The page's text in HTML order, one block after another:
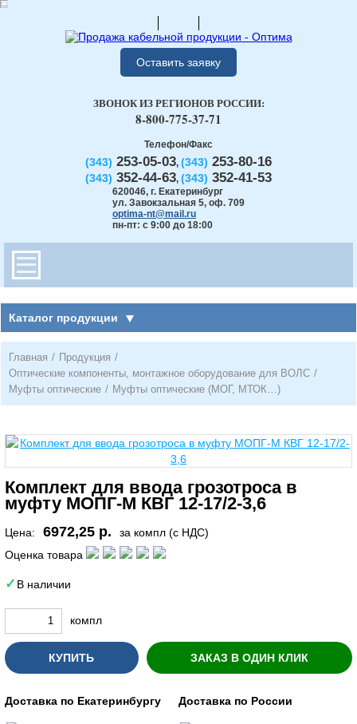
Оставить заявку
Телефон/Факс
(343) 253-05-03, (343) 253-80-16
(343) 352-44-63, (343) 352-41-53
620046, г. Екатеринбург
ул. Завокзальная 5, оф. 709
optima-nt@mail.ru
пн-пт: с 9:00 до 18:00
ЗВОНОК ИЗ РЕГИОНОВ РОССИИ:
8-800-775-37-71
Каталог продукции
Главная / Продукция /
Оптические компоненты, монтажное оборудование для ВОЛС /
Муфты оптические / Муфты оптические (МОГ, МТОК…)
Комплект для ввода грозотроса в
муфту МОПГ-М КВГ 12-17/2-3,6
Цена: 6972,25 р.
за компл (с НДС)
Оценка товара
В наличии
компл
КУПИТЬ ЗАКАЗ В ОДИН КЛИК
Доставка по Екатеринбургу Доставка по России